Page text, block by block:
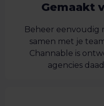
Gemaakt
Beheer eenvoudig
samen met je
Channable is
agencies